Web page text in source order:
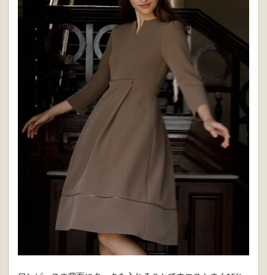
デコルテも見せることで首元もすっきり！年齢やシーンも考
え、深すぎるVネックや露出の多いものは避けましょう。
品あるダークカラーと贅沢なフレアが大人かわいいを演出で
きるのが「ワンピース ケイト」